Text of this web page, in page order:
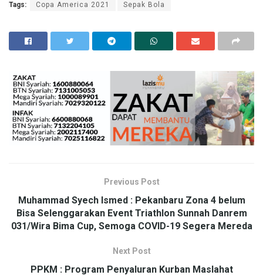
Tags: Copa America 2021 Sepak Bola
Previous Post
Muhammad Syech Ismed : Pekanbaru Zona 4 belum
Bisa Selenggarakan Event Triathlon Sunnah Danrem
031/Wira Bima Cup, Semoga COVID-19 Segera Mereda
Next Post
PPKM : Program Penyaluran Kurban Maslahat